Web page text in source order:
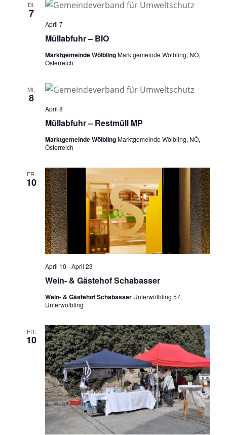
DI.
7
Müllabfuhr – BIO
April 7
Marktgemeinde WölblingMarktgemeinde Wölbling, NÖ,
Österreich
MI.
8
Müllabfuhr – Restmüll MP
April 8
Marktgemeinde WölblingMarktgemeinde Wölbling, NÖ,
Österreich
FR.
10
Wein- & Gästehof Schabasser
April 10 -April 23
Wein- & Gästehof Schabasser Unterwölbling 57,
Unterwölbling
FR.
10